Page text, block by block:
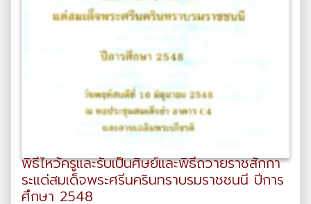
พิธีไหว้ครูและรับเป็นศิษย์และพิธีถวายราชสักกา
ระแด่สมเด็จพระศรีนครินทราบรมราชชนนี ปีการ
ศึกษา 2548